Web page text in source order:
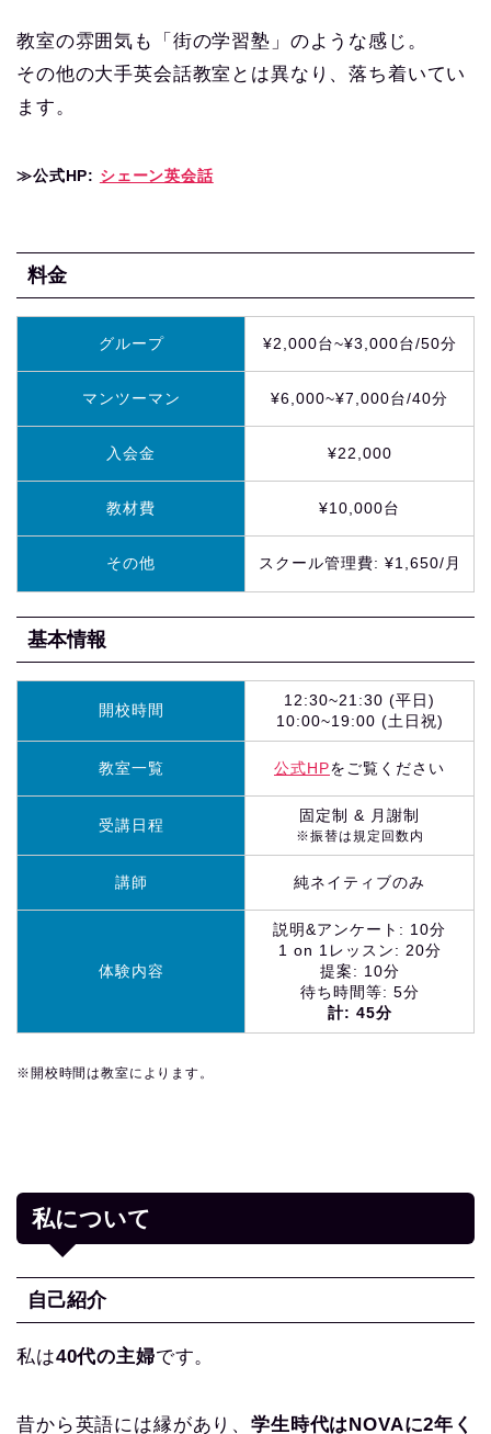
教室の雰囲気も「街の学習塾」のような感じ。
その他の大手英会話教室とは異なり、落ち着いてい
ます。
≫公式HP: シェーン英会話
料金
グループ ¥2,000台~¥3,000台/50分
マンツーマン ¥6,000~¥7,000台/40分
入会金 ¥22,000
教材費 ¥10,000台
その他 スクール管理費: ¥1,650/月
基本情報
開校時間
12:30~21:30 (平日)
10:00~19:00 (土日祝)
教室一覧 公式HPをご覧ください
受講日程
固定制 & 月謝制
※振替は規定回数内
講師 純ネイティブのみ
体験内容
説明&アンケート: 10分
1 on 1レッスン: 20分
提案: 10分
待ち時間等: 5分
計: 45分
※開校時間は教室によります。
私について
自己紹介
私は40代の主婦です。
昔から英語には縁があり、学生時代はNOVAに2年く